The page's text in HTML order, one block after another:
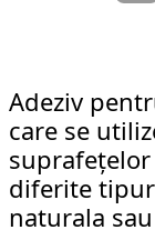
Adeziv
care se
diferite
naturala